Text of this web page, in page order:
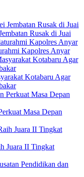
Rusak di Juai
Kapolres Anyar
Kotabaru Agar
Masa Depan
Juara II Tingkat